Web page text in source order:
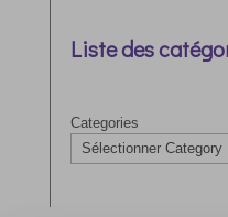
Liste des
Categories